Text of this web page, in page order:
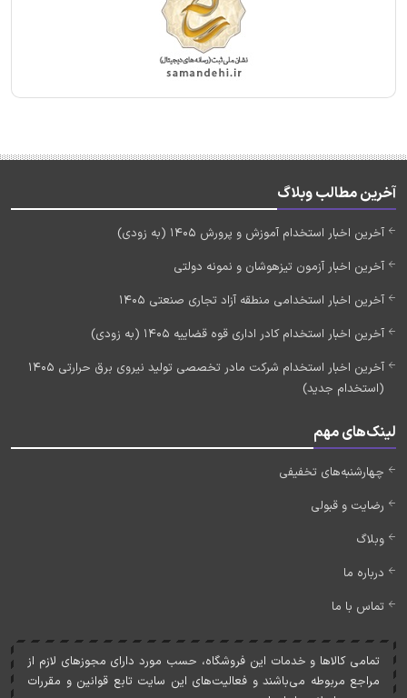
آخرین مطالب وبلاگ
آخرین اخبار استخدام آموزش و پرورش 1405 (به زودی)
آخرین اخبار آزمون تیزهوشان و نمونه دولتی
آخرین اخبار استخدامی منطقه آزاد تجاری صنعتی 1405
آخرین اخبار استخدام کادر اداری قوه قضاییه 1405 (به زودی)
آخرین اخبار استخدام شرکت مادر تخصصی تولید نیروی برق حرارتی 1405
(استخدام جدید)
لینک‌های مهم
چهارشنبه‌های تخفیفی
رضایت و قبولی
وبلاگ
درباره ما
تماس با ما
تمامی کالاها و خدمات اين فروشگاه، حسب مورد دارای مجوزهای لازم از
مراجع مربوطه می‌باشند و فعاليت‌های اين سايت تابع قوانين و مقررات